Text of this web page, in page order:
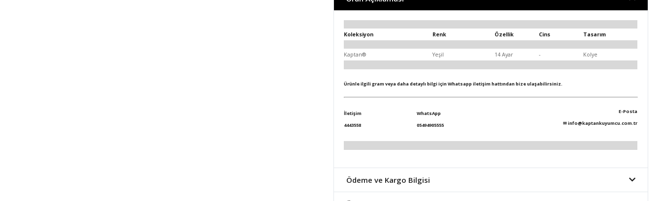
Koleksiyon Renk Özellik Cins Tasarım
Kaptan® Yeşil 14 Ayar - Kolye
Ürünle ilgili gram veya daha detaylı bilgi için Whatsapp iletişim hattından bize ulaşabilirsiniz.
İletişim
4443558
WhatsApp
05494905555
E-Posta
✉info@kaptankuyumcu.com.tr
Ödeme ve Kargo Bilgisi